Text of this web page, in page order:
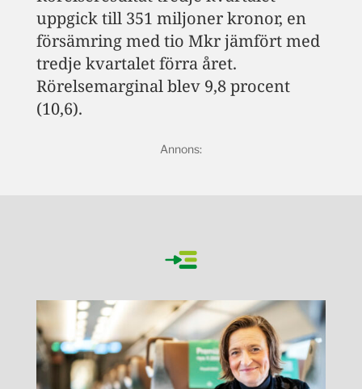
uppgick till 351 miljoner kronor, en
försämring med tio Mkr jämfört med
tredje kvartalet förra året.
Rörelsemarginal blev 9,8 procent
(10,6).